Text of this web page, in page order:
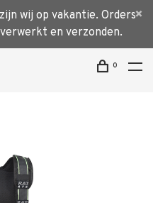
wij op vakantie. Orders
en verzonden.
0